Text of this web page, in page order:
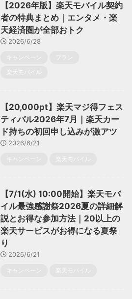
【2026年版】楽天モバイル契約
者の特典まとめ｜エンタメ・楽
天経済圏が全部おトク
2026/6/28
キャンペーン
プラン
楽天モバイル
【20,000pt】楽天マジ得フェス
ティバル2026年7月｜楽天カー
ド持ちの初回申し込みが激アツ
2026/6/21
キャンペーン 楽天モバイル
【7/1(水) 10:00開始】楽天モバ
イル最強感謝祭2026夏の詳細解
説とお得な参加方法｜20以上の
楽天サービスがお得になる夏祭
り
2026/6/21
キャンペーン 楽天モバイル